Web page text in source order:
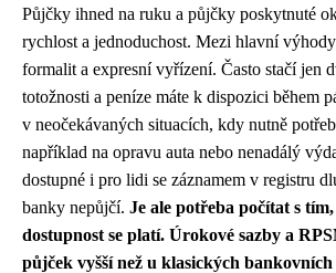
Půjčky ihned na ruku a půjčky poskytnuté
rychlost a jednoduchost. Mezi hlavní
formalit a expresní vyřízení. Často stačí jen
totožnosti a peníze máte k dispozici během
v neočekávaných situacích, kdy nutně
například na opravu auta nebo nenadálý
dostupné i pro lidi se záznamem v registru
banky nepůjčí. Je ale potřeba počítat s
dostupnost se platí. Úrokové sazby a
půjček vyšší než u klasických